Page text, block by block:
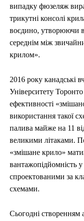
випадку фюзеляж
трикутні консолі
воєдино, утворюючи
середнім між
крилом».
2016 року канадські
Університету
ефективності
використання такої
палива майже на 11
великими літаками.
«змішане крило»
вантажопідйомність
спроектованими за
схемами.
Сьогодні створенням